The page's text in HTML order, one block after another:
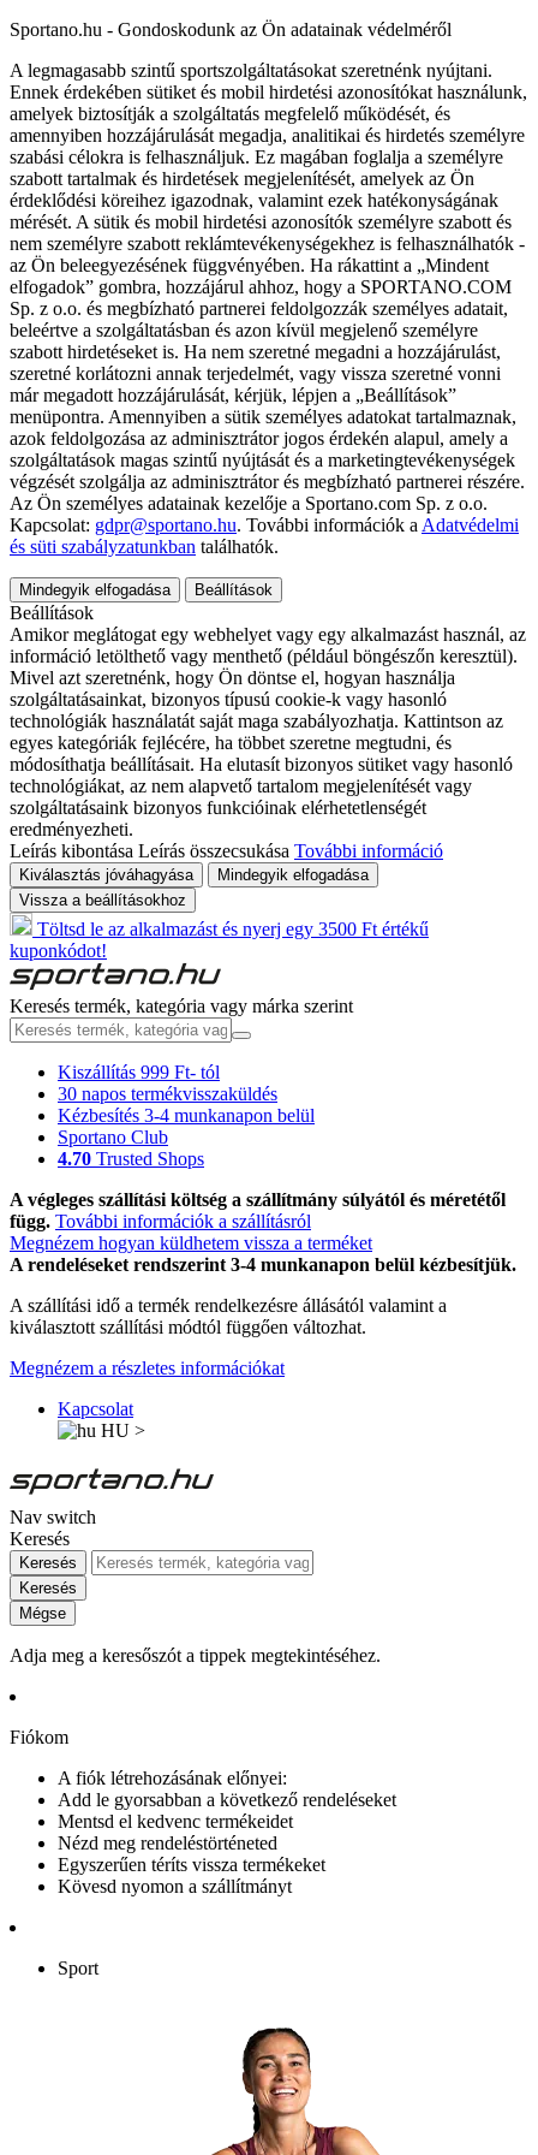
Sportano.hu - Gondoskodunk az Ön adatainak védelméről
A legmagasabb szintű sportszolgáltatásokat szeretnénk nyújtani.
Ennek érdekében sütiket és mobil hirdetési azonosítókat használunk,
amelyek biztosítják a szolgáltatás megfelelő működését, és
amennyiben hozzájárulását megadja, analitikai és hirdetés személyre
szabási célokra is felhasználjuk. Ez magában foglalja a személyre
szabott tartalmak és hirdetések megjelenítését, amelyek az Ön
érdeklődési köreihez igazodnak, valamint ezek hatékonyságának
mérését. A sütik és mobil hirdetési azonosítók személyre szabott és
nem személyre szabott reklámtevékenységekhez is felhasználhatók -
az Ön beleegyezésének függvényében. Ha rákattint a „Mindent
elfogadok” gombra, hozzájárul ahhoz, hogy a SPORTANO.COM
Sp. z o.o. és megbízható partnerei feldolgozzák személyes adatait,
beleértve a szolgáltatásban és azon kívül megjelenő személyre
szabott hirdetéseket is. Ha nem szeretné megadni a hozzájárulást,
szeretné korlátozni annak terjedelmét, vagy vissza szeretné vonni
már megadott hozzájárulását, kérjük, lépjen a „Beállítások”
menüpontra. Amennyiben a sütik személyes adatokat tartalmaznak,
azok feldolgozása az adminisztrátor jogos érdekén alapul, amely a
szolgáltatások magas szintű nyújtását és a marketingtevékenységek
végzését szolgálja az adminisztrátor és megbízható partnerei részére.
Az Ön személyes adatainak kezelője a Sportano.com Sp. z o.o.
Kapcsolat: gdpr@sportano.hu. További információk a Adatvédelmi
és süti szabályzatunkban találhatók.
Mindegyik elfogadása Beállítások
Beállítások
Amikor meglátogat egy webhelyet vagy egy alkalmazást használ, az
információ letölthető vagy menthető (például böngészőn keresztül).
Mivel azt szeretnénk, hogy Ön döntse el, hogyan használja
szolgáltatásainkat, bizonyos típusú cookie-k vagy hasonló
technológiák használatát saját maga szabályozhatja. Kattintson az
egyes kategóriák fejlécére, ha többet szeretne megtudni, és
módosíthatja beállításait. Ha elutasít bizonyos sütiket vagy hasonló
technológiákat, az nem alapvető tartalom megjelenítését vagy
szolgáltatásaink bizonyos funkcióinak elérhetetlenségét
eredményezheti.
Leírás kibontása Leírás összecsukása További információ
Kiválasztás jóváhagyása
Mindegyik elfogadása
Vissza a beállításokhoz
Töltsd le az alkalmazást és nyerj egy 3500 Ft értékű
kuponkódot!
Keresés termék, kategória vagy márka szerint
Kiszállítás 999 Ft- tól
30 napos termékvisszaküldés
Kézbesítés 3-4 munkanapon belül
Sportano Club
4.70 Trusted Shops
A végleges szállítási költség a szállítmány súlyától és méretétől
függ. További információk a szállításról
Megnézem hogyan küldhetem vissza a terméket
A rendeléseket rendszerint 3-4 munkanapon belül kézbesítjük.
A szállítási idő a termék rendelkezésre állásától valamint a
kiválasztott szállítási módtól függően változhat.
Megnézem a részletes információkat
Kapcsolat
HU >
Nav switch
Keresés
Keresés
Keresés
Mégse
Adja meg a keresőszót a tippek megtekintéséhez.
Fiókom
A fiók létrehozásának előnyei:
Add le gyorsabban a következő rendeléseket
Mentsd el kedvenc termékeidet
Nézd meg rendeléstörténeted
Egyszerűen téríts vissza termékeket
Kövesd nyomon a szállítmányt
Sport